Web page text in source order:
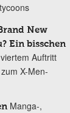
New
Ein bisschen
Auftritt
X-Men-
Manga-,